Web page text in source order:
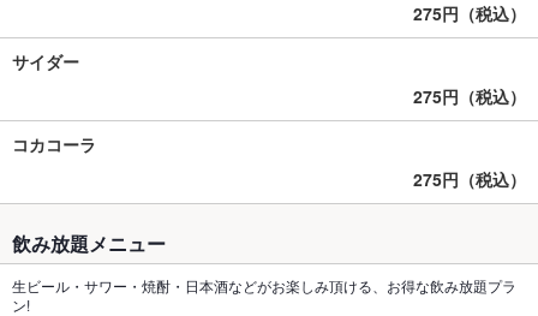
275円（税込）
サイダー
275円（税込）
コカコーラ
275円（税込）
飲み放題メニュー
生ビール・サワー・焼酎・日本酒などがお楽しみ頂ける、お得な飲み放題プラ
ン!